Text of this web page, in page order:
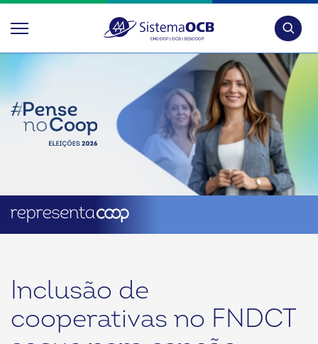
Inclusão de
cooperativas no FNDCT